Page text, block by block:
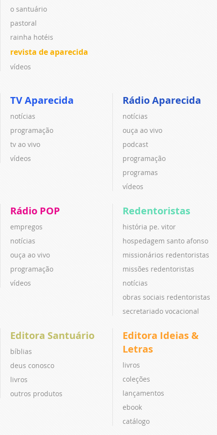
o santuário
pastoral
rainha hotéis
revista de aparecida
vídeos
TV Aparecida
notícias
programação
tv ao vivo
vídeos
Rádio Aparecida
notícias
ouça ao vivo
podcast
programação
programas
vídeos
Rádio POP
empregos
notícias
ouça ao vivo
programação
vídeos
Redentoristas
história pe. vitor
hospedagem santo afonso
missionários redentoristas
missões redentoristas
notícias
obras sociais redentoristas
secretariado vocacional
Editora Santuário
bíblias
deus conosco
livros
outros produtos
Editora Ideias &
Letras
livros
coleções
lançamentos
ebook
catálogo